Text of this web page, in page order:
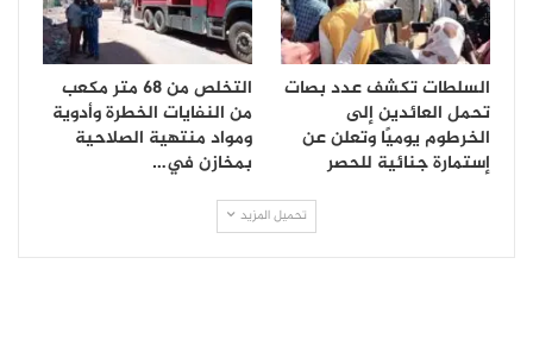
السلطات تكشف عدد بصات
تحمل العائدين إلى
الخرطوم يوميًا وتعلن عن
إستمارة جنائية للحصر
التخلص من 68 متر مكعب
من النفايات الخطرة وأدوية
ومواد منتهية الصلاحية
بمخازن في…
تحميل المزيد